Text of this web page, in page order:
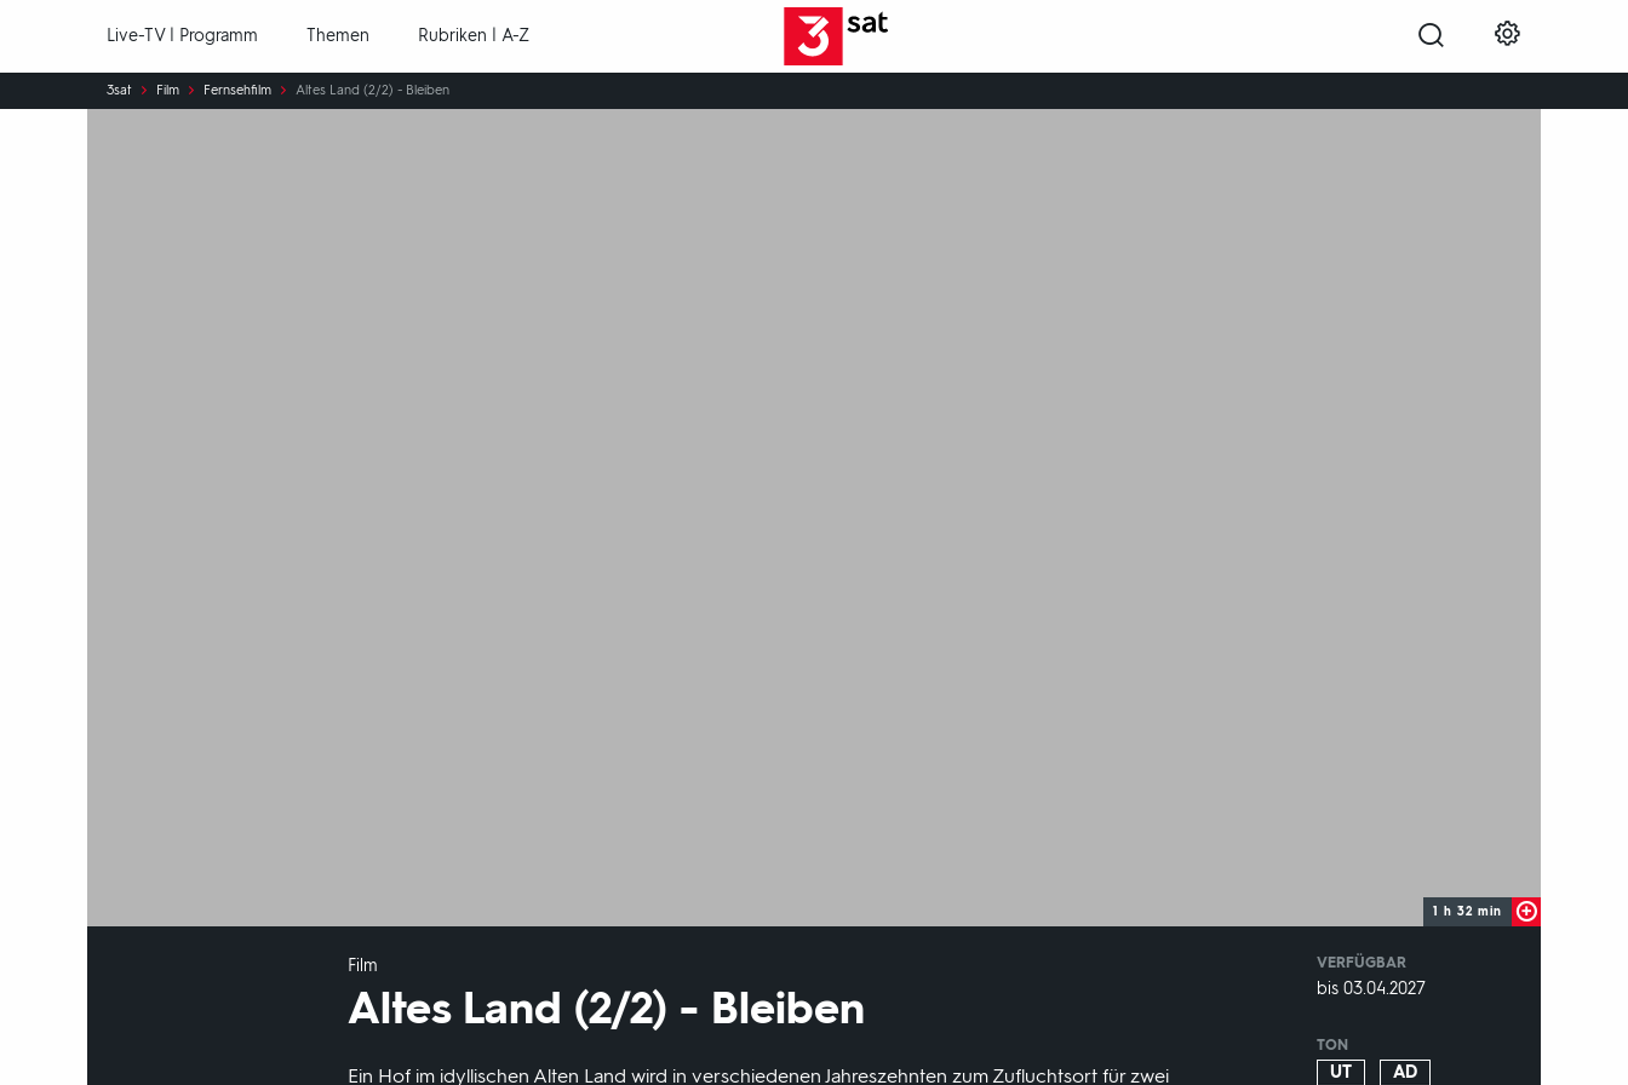
Live-TV | Programm Themen Rubriken | A-Z
Sie
sind
3sat Film Fernsehfilm Altes Land (2/2) - Bleiben
1 h 32 min
Film
Altes Land (2/2) - Bleiben
Ein Hof im idyllischen Alten Land wird in verschiedenen Jahreszehnten zum Zufluchtsort für zwei
VERFÜGBAR
weltweit
VERFÜGBAR
bis 03.04.2027
TON
UT AD